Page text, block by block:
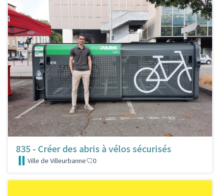
835 - Créer des abris à vélos sécurisés
Ville de Villeurbanne 0